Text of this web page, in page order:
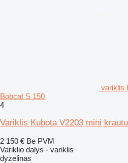
variklis
Bobcat S 150
4
Variklis Kubota V2203 mini
2 150 € Be PVM
Variklio dalys - variklis
dyzelinas